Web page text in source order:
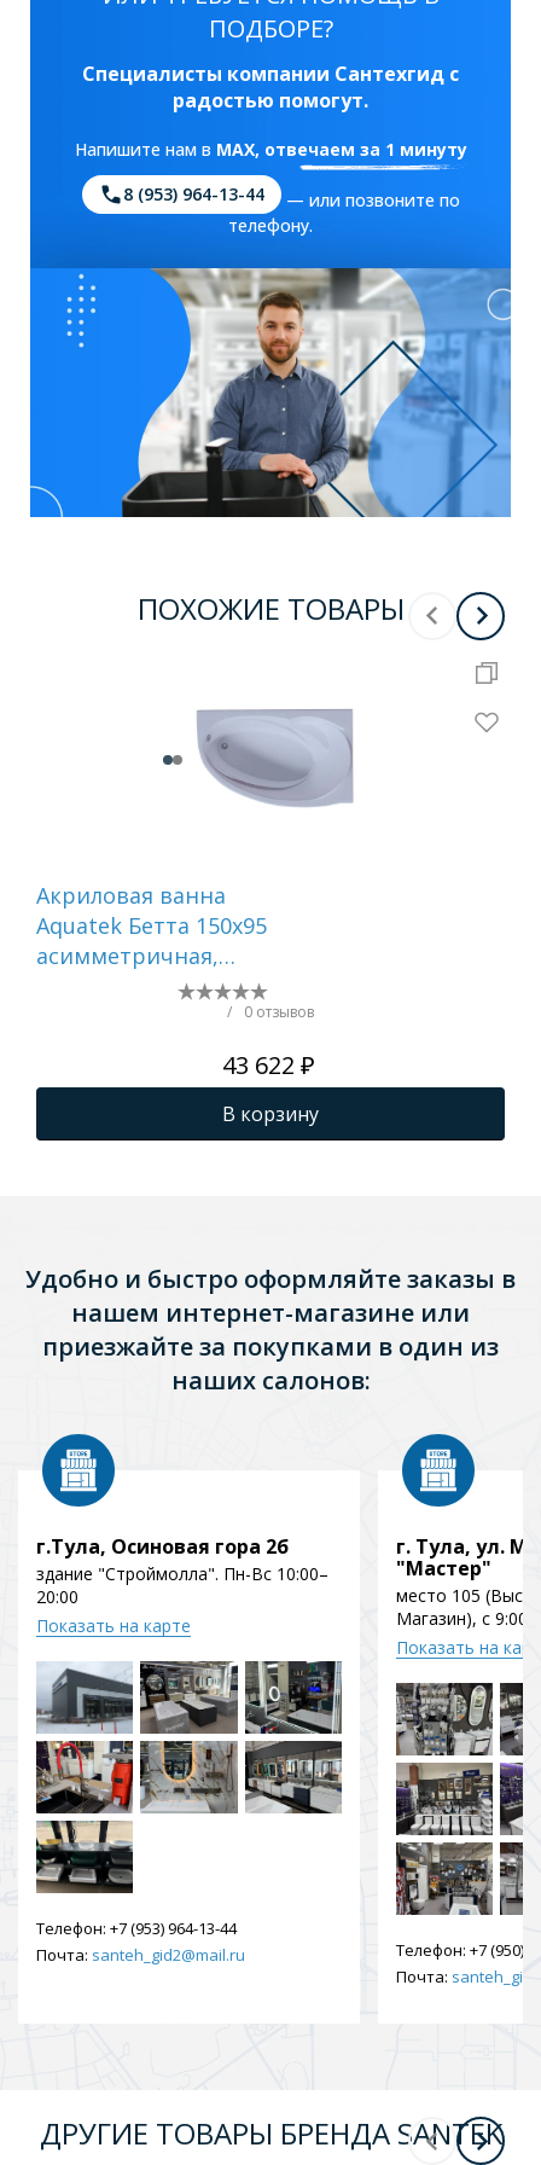
ПОДБОРЕ?
Специалисты компании Сантехгид с
радостью помогут.
Напишите нам в MAX, отвечаем за 1 минуту
8 (953) 964-13-44
— или позвоните по
телефону.
ПОХОЖИЕ ТОВАРЫ
Акриловая ванна
Aquatek Бетта 150x95
асимметричная,
Правосторонняя, с
каркасом и экраном,
/ 0 отзывов
43 622 ₽
В корзину
Удобно и быстро оформляйте заказы в
нашем интернет-магазине или
приезжайте за покупками в один из
наших салонов:
г.Тула, Осиновая гора 2б
здание "Строймолла". Пн-Вс 10:00–
20:00
Показать на карте
Телефон: +7 (953) 964-13-44
Почта: santeh_gid2@mail.ru
г. Тула, ул.
"Мастер"
место 105
Магазин), с 9:00
Показать на
Телефон: +7 (950)
Почта:
ДРУГИЕ ТОВАРЫ БРЕНДА SANTEK